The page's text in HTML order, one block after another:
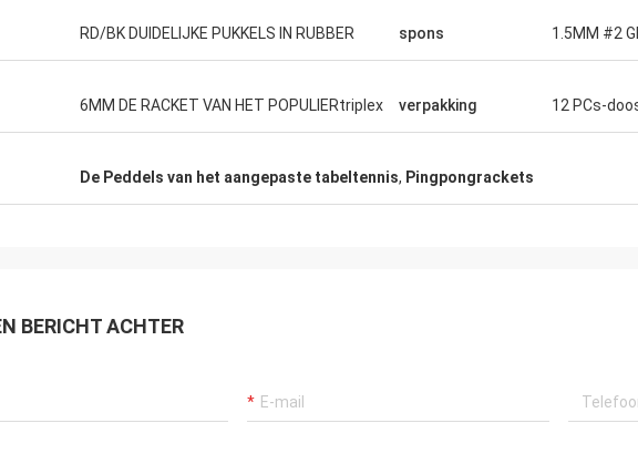
Lijsten en Knuppels
Mohammed Saqallah
dankt u
RD/BK DUIDELIJKE PUKKELS IN RUBBER spons 1.5MM #2
6MM DE RACKET VAN HET POPULIERtriplex verpakking 12 PCs-
De Peddels van het aangepaste tabeltennis, Pingpongrackets
BERICHT ACHTER